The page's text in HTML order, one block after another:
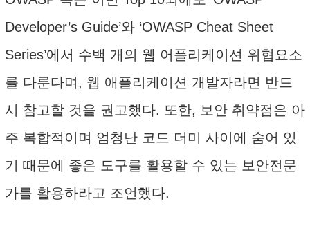
Developer’s Guide’와 ‘OWASP Cheat Sheet
Series’에서 수백 개의 웹 어플리케이션 위협요소
를 다룬다며, 웹 애플리케이션 개발자라면 반드
시 참고할 것을 권고했다. 또한, 보안 취약점은 아
주 복합적이며 엄청난 코드 더미 사이에 숨어 있
기 때문에 좋은 도구를 활용할 수 있는 보안전문
가를 활용하라고 조언했다.